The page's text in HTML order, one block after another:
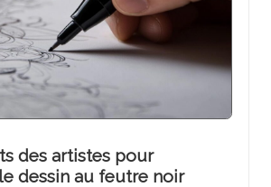
des artistes pour
dessin au feutre noir